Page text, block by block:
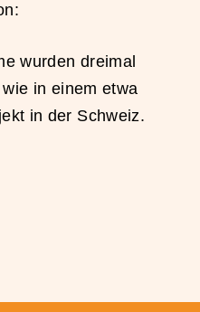
wurden dreimal
in einem etwa
in der Schweiz.